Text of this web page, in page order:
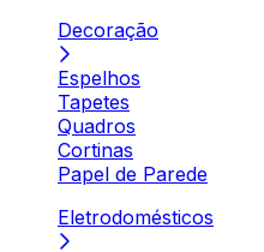
Decoração
Espelhos
Tapetes
Quadros
Cortinas
Papel de Parede
Eletrodomésticos